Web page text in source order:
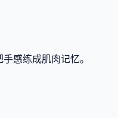
感练成肌肉记忆。